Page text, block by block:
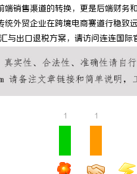
端销售渠道的转换，更是后端财
统外贸企业在跨境电商赛道行稳致
汇与出口退税方案，请访问连连
1 1